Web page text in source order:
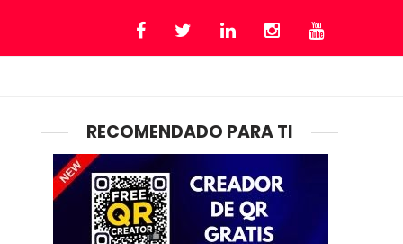
RECOMENDADO PARA TI